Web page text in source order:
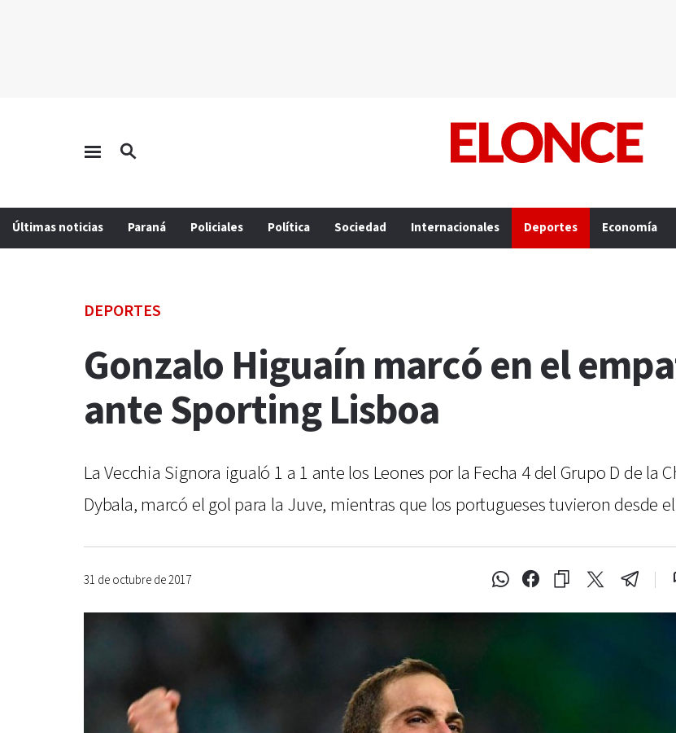
Últimas noticias Paraná Policiales Política Sociedad Internacionales Deportes Economía
DEPORTES
Gonzalo Higuaín marcó en el
ante Sporting Lisboa
La Vecchia Signora igualó 1 a 1 ante los Leones por la Fecha 4 del Grupo D de la
Dybala, marcó el gol para la Juve, mientras que los portugueses tuvieron desde
31 de octubre de 2017